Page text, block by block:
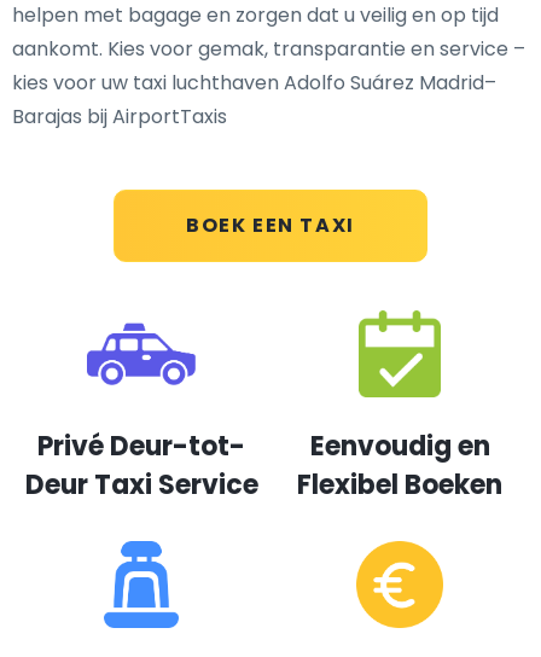
BOEK EEN TAXI
helpen met bagage en zorgen dat u veilig en op tijd
aankomt. Kies voor gemak, transparantie en service –
kies voor uw taxi luchthaven Adolfo Suárez Madrid–
Barajas bij AirportTaxis
Privé Deur-tot-
Deur Taxi Service
Eenvoudig en
Flexibel Boeken